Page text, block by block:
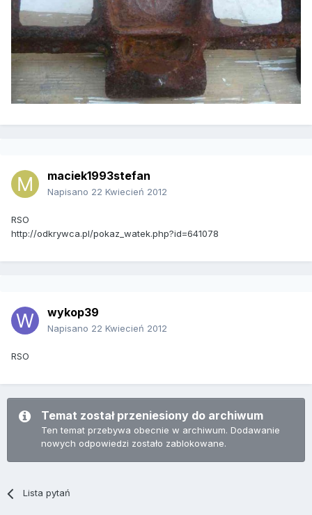
maciek1993stefan
Napisano 22 Kwiecień 2012
RSO
http://odkrywca.pl/pokaz_watek.php?id=641078
wykop39
Napisano 22 Kwiecień 2012
RSO
Temat został przeniesiony do archiwum
Ten temat przebywa obecnie w archiwum. Dodawanie
nowych odpowiedzi zostało zablokowane.
Lista pytań